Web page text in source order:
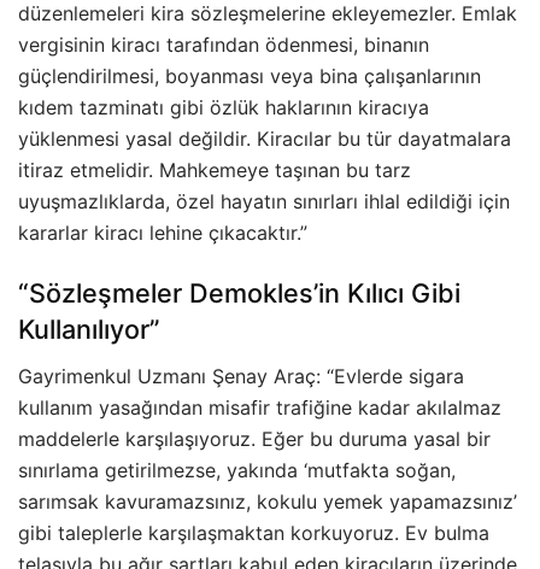
düzenlemeleri kira sözleşmelerine ekleyemezler. Emlak
vergisinin kiracı tarafından ödenmesi, binanın
güçlendirilmesi, boyanması veya bina çalışanlarının
kıdem tazminatı gibi özlük haklarının kiracıya
yüklenmesi yasal değildir. Kiracılar bu tür dayatmalara
itiraz etmelidir. Mahkemeye taşınan bu tarz
uyuşmazlıklarda, özel hayatın sınırları ihlal edildiği için
kararlar kiracı lehine çıkacaktır.”
“Sözleşmeler Demokles’in Kılıcı Gibi
Kullanılıyor”
Gayrimenkul Uzmanı Şenay Araç: “Evlerde sigara
kullanım yasağından misafir trafiğine kadar akılalmaz
maddelerle karşılaşıyoruz. Eğer bu duruma yasal bir
sınırlama getirilmezse, yakında ‘mutfakta soğan,
sarımsak kavuramazsınız, kokulu yemek yapamazsınız’
gibi taleplerle karşılaşmaktan korkuyoruz. Ev bulma
telaşıyla bu ağır şartları kabul eden kiracıların üzerinde